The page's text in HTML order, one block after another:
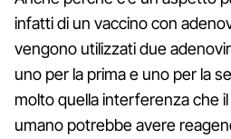
infatti di un vaccino con
vengono utilizzati due
uno per la prima e uno per la
molto quella interferenza che
umano potrebbe avere